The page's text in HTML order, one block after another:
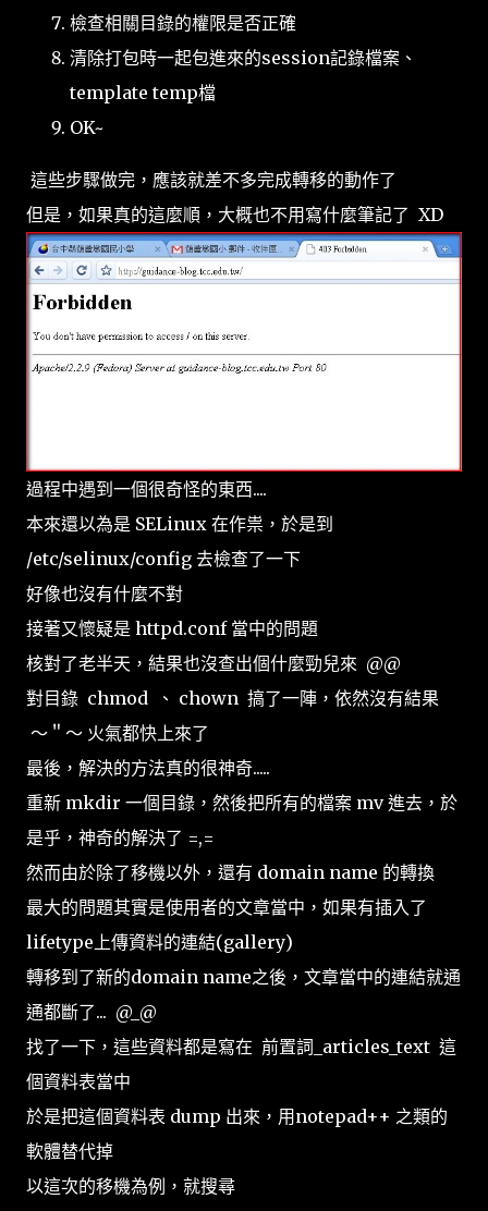
檢查相關目錄的權限是否正確
清除打包時一起包進來的session記錄檔案、
template temp檔
OK~
這些步驟做完，應該就差不多完成轉移的動作了
但是，如果真的這麼順，大概也不用寫什麼筆記了 XD
過程中遇到一個很奇怪的東西....
本來還以為是 SELinux 在作祟，於是到
/etc/selinux/config 去檢查了一下
好像也沒有什麼不對
接著又懷疑是 httpd.conf 當中的問題
核對了老半天，結果也沒查出個什麼勁兒來 @@
對目錄 chmod 、 chown 搞了一陣，依然沒有結果
～＂～ 火氣都快上來了
最後，解決的方法真的很神奇.....
重新 mkdir 一個目錄，然後把所有的檔案 mv 進去，於
是乎，神奇的解決了 =,=
然而由於除了移機以外，還有 domain name 的轉換
最大的問題其實是使用者的文章當中，如果有插入了
lifetype上傳資料的連結(gallery)
轉移到了新的domain name之後，文章當中的連結就通
通都斷了... @_@
找了一下，這些資料都是寫在 前置詞_articles_text 這
個資料表當中
於是把這個資料表 dump 出來，用notepad++ 之類的
軟體替代掉
以這次的移機為例，就搜尋